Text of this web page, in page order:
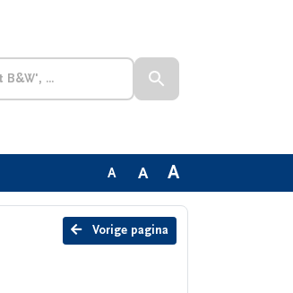
A A A
Vorige pagina